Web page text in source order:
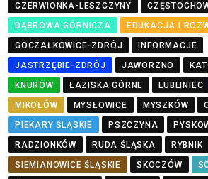
CZERWIONKA-LESZCZYNY
DĄBROWA GÓRNICZA
EDUKACJA I
GOCZAŁKOWICE-ZDRÓJ
INFORMACJE
JASTRZĘBIE-ZDRÓJ
JAWORZNO
KNURÓW
ŁAZISKA GÓRNE LUBLINIEC
MIKOŁÓW
MYSŁOWICE MYSZKÓW
PIEKARY ŚLĄSKIE
PSZCZYNA
RADZIONKÓW
RUDA ŚLĄSKA
RYBNIK
SIEMIANOWICE ŚLĄSKIE
SKOCZÓW